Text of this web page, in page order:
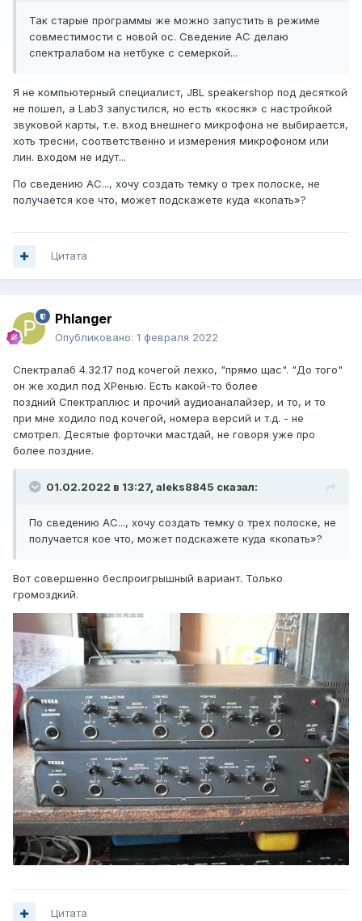
Так старые программы же можно запустить в режиме
совместимости с новой ос. Сведение АС делаю
спектралабом на нетбуке с семеркой...
Я не компьютерный специалист, JBL speakershop под десяткой
не пошел, а Lab3 запустился, но есть «косяк» с настройкой
звуковой карты, т.е. вход внешнего микрофона не выбирается,
хоть тресни, соответственно и измерения микрофоном или
лин. входом не идут...
По сведению АС..., хочу создать темку о трех полоске, не
получается кое что, может подскажете куда «копать»?
Цитата
Phlanger
Опубликовано: 1 февраля 2022
Спектралаб 4.32.17 под кочегой лехко, "прямо щас". "До того"
он же ходил под ХРенью. Есть какой-то более
поздний Спектраплюс и прочий аудиоаналайзер, и то, и то
при мне ходило под кочегой, номера версий и т.д. - не
смотрел. Десятые форточки мастдай, не говоря уже про
более поздние.
01.02.2022 в 13:27, aleks8845 сказал:
По сведению АС..., хочу создать темку о трех полоске, не
получается кое что, может подскажете куда «копать»?
Вот совершенно беспроигрышный вариант. Только
громоздкий.
Цитата